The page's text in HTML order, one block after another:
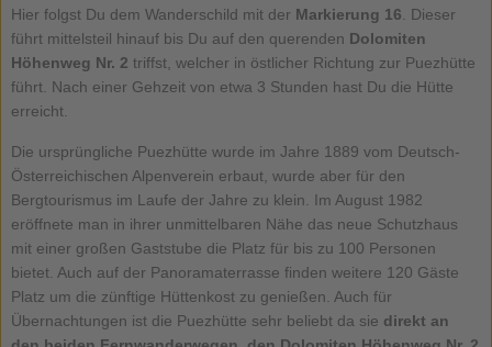
Hier folgst Du dem Wanderschild mit der Markierung 16 . Dieser
führt mittelsteil hinauf bis Du auf den querenden Dolomiten
Höhenweg Nr. 2 triffst, welcher in östlicher Richtung zur Puezhütte
führt. Nach einer Gehzeit von etwa 3 Stunden hast Du die Hütte
erreicht.
Die ursprüngliche Puezhütte wurde im Jahre 1889 vom Deutsch-
Österreichischen Alpenverein erbaut, wurde aber für den
Bergtourismus im Laufe der Jahre zu klein. Im August 1982
eröffnete man in ihrer unmittelbaren Nähe das neue Schutzhaus
mit einer großen Gaststube die Platz für bis zu 100 Personen
bietet. Auch auf der Panoramaterrasse finden weitere 120 Gäste
Platz um die zünftige Hüttenkost zu genießen. Auch für
Übernachtungen ist die Puezhütte sehr beliebt da sie direkt an